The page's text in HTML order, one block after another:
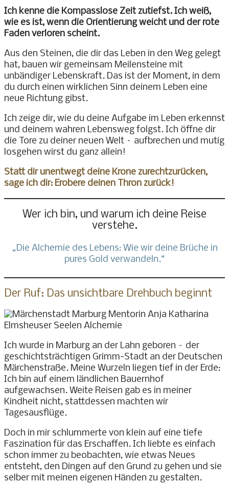
Ich kenne die Kompasslose Zeit zutiefst. Ich weiß,
wie es ist, wenn die Orientierung weicht und der rote
Faden verloren scheint.
Aus den Steinen, die dir das Leben in den Weg gelegt
hat, bauen wir gemeinsam Meilensteine mit
unbändiger Lebenskraft. Das ist der Moment, in dem
du durch einen wirklichen Sinn deinem Leben eine
neue Richtung gibst.
Ich zeige dir, wie du deine Aufgabe im Leben erkennst
und deinem wahren Lebensweg folgst. Ich öffne dir
die Tore zu deiner neuen Welt – aufbrechen und mutig
losgehen wirst du ganz allein!
Statt dir unentwegt deine Krone zurechtzurücken,
sage ich dir: Erobere deinen Thron zurück!
Wer ich bin, und warum ich deine Reise
verstehe.
„Die Alchemie des Lebens: Wie wir deine Brüche in
pures Gold verwandeln.“
Der Ruf: Das unsichtbare Drehbuch beginnt
Ich wurde in Marburg an der Lahn geboren – der
geschichtsträchtigen Grimm-Stadt an der Deutschen
Märchenstraße. Meine Wurzeln liegen tief in der Erde:
Ich bin auf einem ländlichen Bauernhof
aufgewachsen. Weite Reisen gab es in meiner
Kindheit nicht, stattdessen machten wir
Tagesausflüge.
Doch in mir schlummerte von klein auf eine tiefe
Faszination für das Erschaffen. Ich liebte es einfach
schon immer zu beobachten, wie etwas Neues
entsteht, den Dingen auf den Grund zu gehen und sie
selber mit meinen eigenen Händen zu gestalten.